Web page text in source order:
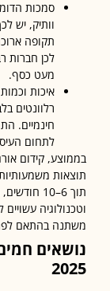
וותיק, יש לכך
תקופה ארוכה יותר,
לכן חברות רבות
מעט כסף.
איכות וכמות
רלוונטים בלבד, לא
חינמיים. התמקדות
לתחום העיסוק של
משמעותיות.
תוך 6–10 חודשים, אך
עשויים לדרוש
בהתאם לפרמטרים
חמים